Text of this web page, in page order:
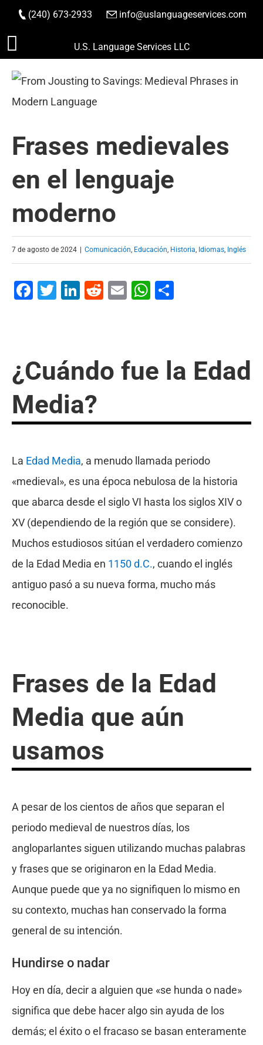
Saltar
contenido
(240) 673-2933 info@uslanguageservices.com
HACER PEDIDO
U.S. Language Services LLC
Frases medievales
en el lenguaje
moderno
7 de agosto de 2024 Comunicación, Educación, Historia, Idiomas, Inglés
Facebook
Twitter
LinkedIn
Reddit
EmailWhatsApp
¿Cuándo fue la Edad
Media?
La Edad Media, a menudo llamada periodo
«medieval», es una época nebulosa de la historia
que abarca desde el siglo VI hasta los siglos XIV o
XV (dependiendo de la región que se considere).
Muchos estudiosos sitúan el verdadero comienzo
de la Edad Media en 1150 d.C., cuando el inglés
antiguo pasó a su nueva forma, mucho más
reconocible.
Frases de la Edad
Media que aún
usamos
A pesar de los cientos de años que separan el
periodo medieval de nuestros días, los
angloparlantes siguen utilizando muchas palabras
y frases que se originaron en la Edad Media.
Aunque puede que ya no signifiquen lo mismo en
su contexto, muchas han conservado la forma
general de su intención.
Hundirse o nadar
Hoy en día, decir a alguien que «se hunda o nade»
significa que debe hacer algo sin ayuda de los
demás; el éxito o el fracaso se basan enteramente